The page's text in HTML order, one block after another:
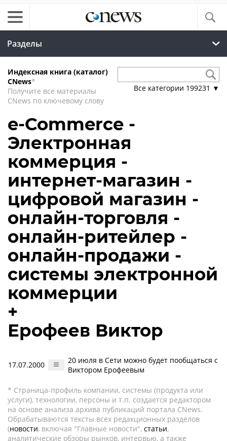
Разделы
Индексная книга (каталог)
CNews*
Получите все материалы
CNews по ключевому слову
Все категории 199231 ▼
e-Commerce -
Электронная
коммерция -
интернет-магазин -
цифровой магазин -
онлайн-торговля -
онлайн-ритейлер -
онлайн-продажи -
системы электронной
коммерции
+
Ерофеев Виктор
17.07.2000
20 июля в Сети можно будет пообщаться с
Виктором Ерофеевым
* Страница-профиль компании, системы (продукта или
услуги), технологии, персоны и т.п. создается редактором
на основе анализа архива публикаций портала CNews.
Обрабатываются тексты всех редакционных разделов
(новости, включая "Главные новости", статьи,
аналитические обзоры рынков, интервью, а также